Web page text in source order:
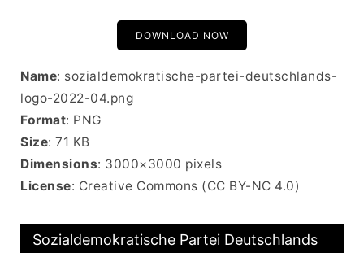
DOWNLOAD NOW
Name: sozialdemokratische-partei-deutschlands-
logo-2022-04.png
Format: PNG
Size: 71 KB
Dimensions: 3000×3000 pixels
License: Creative Commons (CC BY-NC 4.0)
Sozialdemokratische Partei Deutschlands